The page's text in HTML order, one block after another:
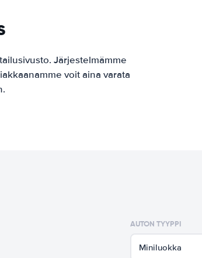
Järjestelmämme
voit aina varata
AUTON TYYPPI
Miniluokka